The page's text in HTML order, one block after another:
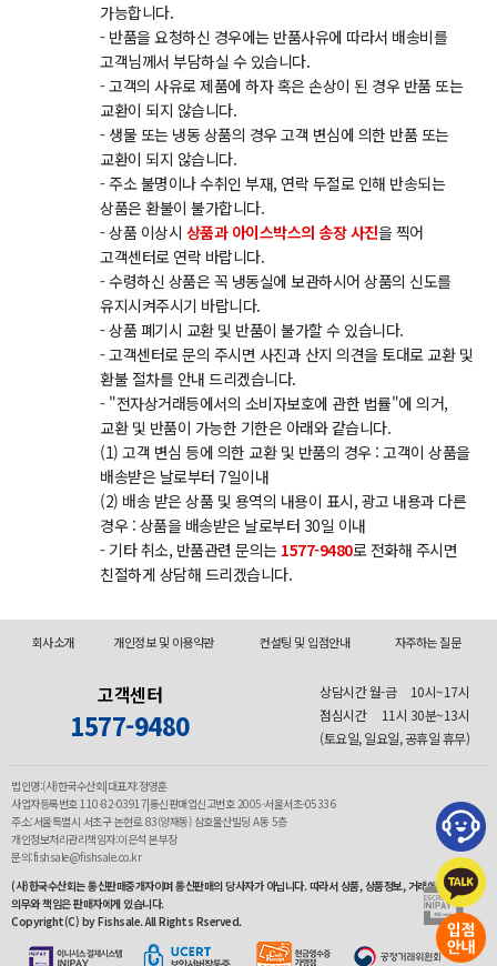
가능합니다.
- 반품을 요청하신 경우에는 반품사유에 따라서 배송비를
고객님께서 부담하실 수 있습니다.
- 고객의 사유로 제품에 하자 혹은 손상이 된 경우 반품 또는
교환이 되지 않습니다.
- 생물 또는 냉동 상품의 경우 고객 변심에 의한 반품 또는
교환이 되지 않습니다.
- 주소 불명이나 수취인 부재, 연락 두절로 인해 반송되는
상품은 환불이 불가합니다.
- 상품 이상시 상품과 아이스박스의 송장 사진을 찍어
고객센터로 연락 바랍니다.
- 수령하신 상품은 꼭 냉동실에 보관하시어 상품의 신도를
유지시켜주시기 바랍니다.
- 상품 폐기시 교환 및 반품이 불가할 수 있습니다.
- 고객센터로 문의 주시면 사진과 산지 의견을 토대로 교환 및
환불 절차를 안내 드리겠습니다.
- "전자상거래등에서의 소비자보호에 관한 법률"에 의거,
교환 및 반품이 가능한 기한은 아래와 같습니다.
(1) 고객 변심 등에 의한 교환 및 반품의 경우 : 고객이 상품을
배송받은 날로부터 7일이내
(2) 배송 받은 상품 및 용역의 내용이 표시, 광고 내용과 다른
경우 : 상품을 배송받은 날로부터 30일 이내
- 기타 취소, 반품관련 문의는 1577-9480로 전화해 주시면
친절하게 상담해 드리겠습니다.
회사소개 개인정보 및 이용약관 컨설팅 및 입점안내 자주하는 질문
고객센터
1577-9480
상담시간 월-금
10시~17시
점심시간
11시 30분~13시
(토요일, 일요일, 공휴일 휴무)
법인명:(사)한국수산회|대표자:정영훈
사업자등록번호 110-82-03917|통신판매업신고번호 2005-서울서초-05336
주소:서울특별시 서초구 논현로 83(양재동) 삼호물산빌딩 A동 5층
개인정보처리관리책임자:이은석 본부장
문의:fishsale@fishsale.co.kr
(사)한국수산회는 통신판매중개자이며 통신판매의 당사자가 아닙니다. 따라서 상품, 상품정보, 거래에 관한
의무와 책임은 판매자에게 있습니다.
Copyright(C) by Fishsale. All Rights Rserved.